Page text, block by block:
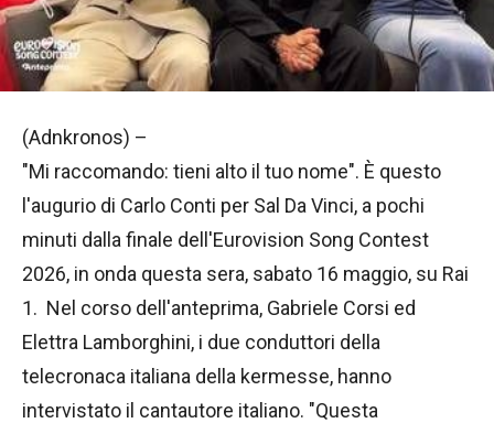
(Adnkronos) –
"Mi raccomando: tieni alto il tuo nome". È questo
l'augurio di Carlo Conti per Sal Da Vinci, a pochi
minuti dalla finale dell'Eurovision Song Contest
2026, in onda questa sera, sabato 16 maggio, su Rai
1. Nel corso dell'anteprima, Gabriele Corsi ed
Elettra Lamborghini, i due conduttori della
telecronaca italiana della kermesse, hanno
intervistato il cantautore italiano. "Questa